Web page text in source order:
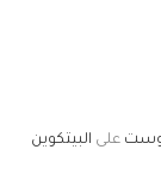
على البيتكوين